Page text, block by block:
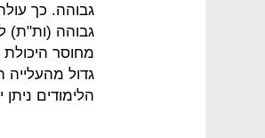
גבוהה. כך
גבוהה (ות"ת)
מחוסר
גדול
הלימודים